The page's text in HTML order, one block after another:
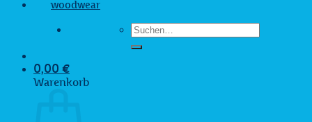
woodwear
Suchen
nach:
0,00 €
Warenkorb